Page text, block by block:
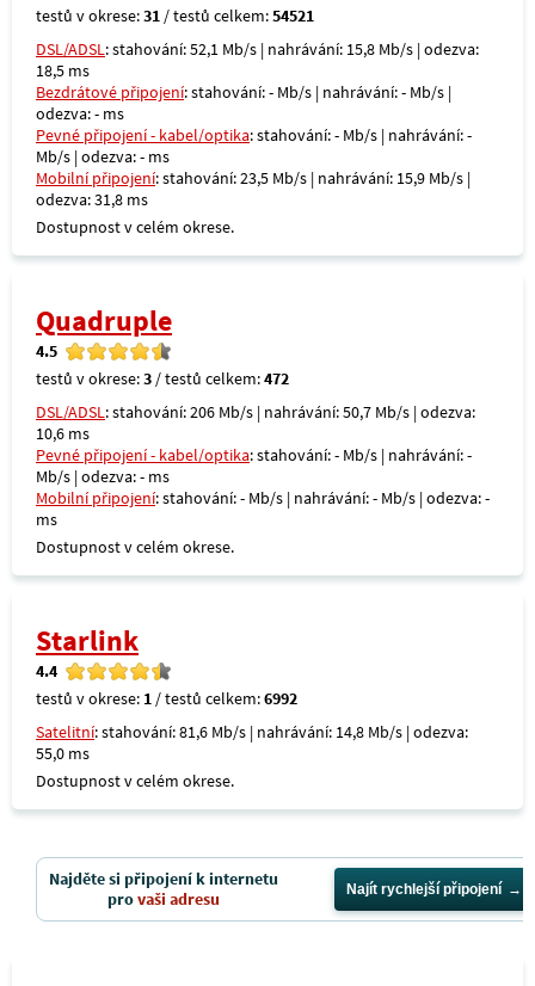
testů v okrese:31 / testů celkem:54521
DSL/ADSL: stahování: 52,1 Mb/s | nahrávání: 15,8 Mb/s | odezva:
18,5 ms
Bezdrátové připojení: stahování: - Mb/s | nahrávání: - Mb/s |
odezva: - ms
Pevné připojení - kabel/optika: stahování: - Mb/s | nahrávání: -
Mb/s | odezva: - ms
Mobilní připojení: stahování: 23,5 Mb/s | nahrávání: 15,9 Mb/s |
odezva: 31,8 ms
Dostupnost v celém okrese.
Quadruple
4.5
testů v okrese:3 / testů celkem:472
DSL/ADSL: stahování: 206 Mb/s | nahrávání: 50,7 Mb/s | odezva:
10,6 ms
Pevné připojení - kabel/optika: stahování: - Mb/s | nahrávání: -
Mb/s | odezva: - ms
Mobilní připojení: stahování: - Mb/s | nahrávání: - Mb/s | odezva: -
ms
Dostupnost v celém okrese.
Starlink
4.4
testů v okrese: 1 / testů celkem:6992
Satelitní: stahování: 81,6 Mb/s | nahrávání: 14,8 Mb/s | odezva:
55,0 ms
Dostupnost v celém okrese.
Najděte si připojení k internetu
provaši adresu Najít rychlejší připojení